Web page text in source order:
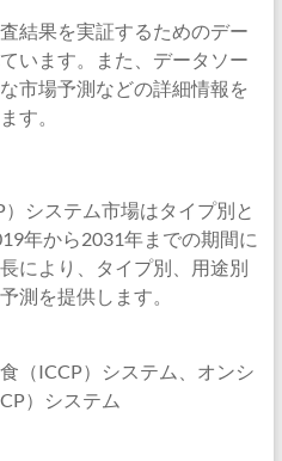
結果を実証するためのデー
います。また、データソー
市場予測などの詳細情報を
す。
システム市場はタイプ別と
年から2031年までの期間に
により、タイプ別、用途別
測を提供します。
（ICCP）システム、オンシ
）システム